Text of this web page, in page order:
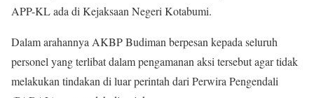
APP-KL ada di Kejaksaan Negeri Kotabumi.
Dalam arahannya AKBP Budiman berpesan kepada seluruh
personel yang terlibat dalam pengamanan aksi tersebut agar tidak
melakukan tindakan di luar perintah dari Perwira Pengendali